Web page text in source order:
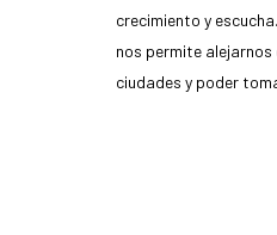
crecimiento y
nos permite alejarnos
ciudades y poder